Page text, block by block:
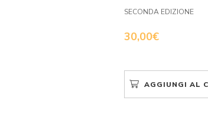
30,00€
SECONDA EDIZIONE
AGGIUNGI AL